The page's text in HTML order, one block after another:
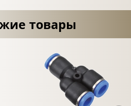
товары